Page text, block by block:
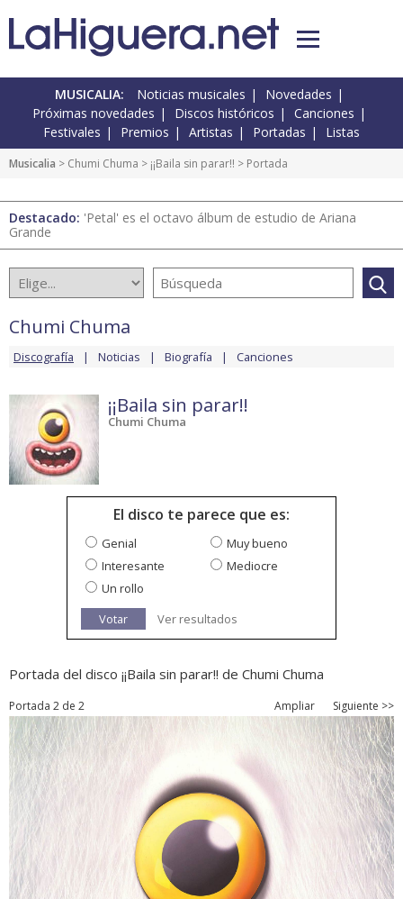
MUSICALIA: Noticias musicales
Novedades
Próximas novedades
Discos históricos
Canciones
Festivales
Premios Artistas Portadas Listas
Musicalia > Chumi Chuma > ¡¡Baila sin parar!! > Portada
Destacado: 'Petal' es el octavo álbum de estudio de Ariana
Grande
Chumi Chuma
Discografía Noticias Biografía Canciones
¡¡Baila sin parar!!
Chumi Chuma
El disco te parece que es:
Genial
Muy bueno
Interesante
Mediocre
Un rollo
Votar
Ver resultados
Portada del disco ¡¡Baila sin parar!! de Chumi Chuma
Portada 2 de 2 Ampliar Siguiente >>